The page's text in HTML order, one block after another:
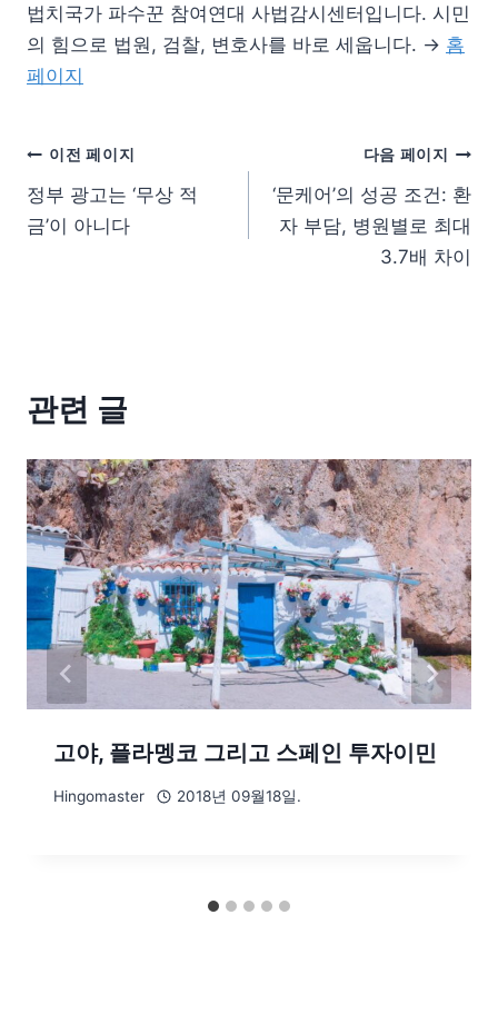
법치국가 파수꾼 참여연대 사법감시센터입니다. 시민
의 힘으로 법원, 검찰, 변호사를 바로 세웁니다. → 홈
페이지
이전 페이지
정부 광고는 ‘무상 적
금’이 아니다
다음 페이지
‘문케어’의 성공 조건: 환
자 부담, 병원별로 최대
3.7배 차이
관련 글
고야, 플라멩코 그리고 스페인 투자이민
Hingomaster 2018년 09월18일.